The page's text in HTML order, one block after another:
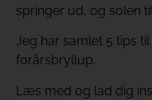
springer ud, og solen
Jeg har samlet 5 tips
forårsbryllup.
Læs med og lad dig